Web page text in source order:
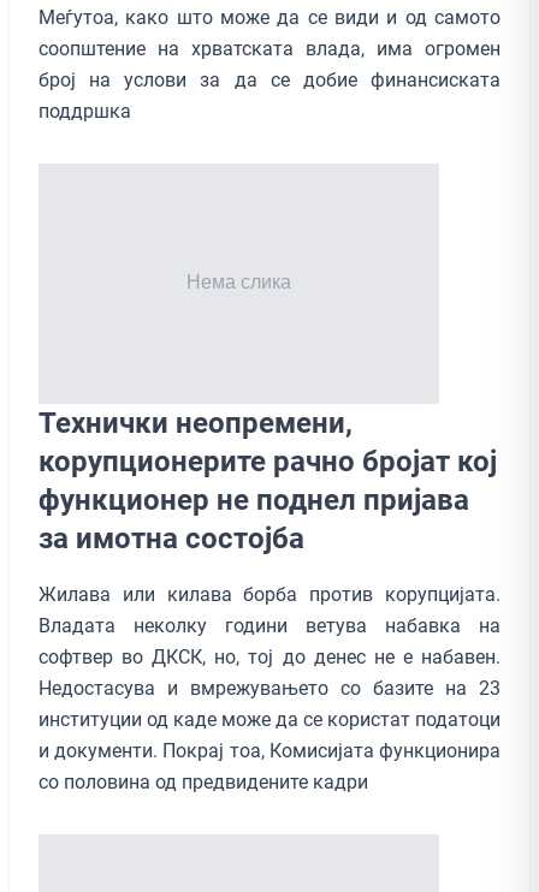
Меѓутоа, како што може да се види и од самото
соопштение на хрватската влада, има огромен
број на услови за да се добие финансиската
поддршка
Технички неопремени,
корупционерите рачно бројат кој
функционер не поднел пријава
за имотна состојба
Жилава или килава борба против корупцијата.
Владата неколку години ветува набавка на
софтвер во ДКСК, но, тој до денес не е набавен.
Недостасува и вмрежувањето со базите на 23
институции од каде може да се користат податоци
и документи. Покрај тоа, Комисијата функционира
со половина од предвидените кадри